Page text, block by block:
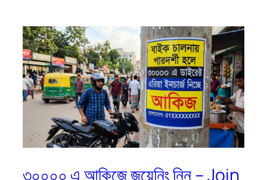
৩০০০০ এ আকিজে জয়েনিং নিন – Join